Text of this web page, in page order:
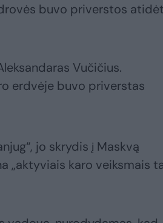
buvo priverstos
Vučičius.
erdvėje buvo priverstas
jo skrydis į Maskvą
„aktyviais karo veiksmais